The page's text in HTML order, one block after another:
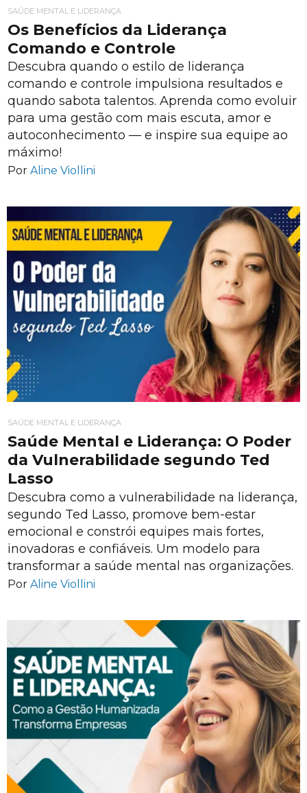
SAÚDE MENTAL E LIDERANÇA
Os Benefícios da Liderança
Comando e Controle
Descubra quando o estilo de liderança
comando e controle impulsiona resultados e
quando sabota talentos. Aprenda como evoluir
para uma gestão com mais escuta, amor e
autoconhecimento — e inspire sua equipe ao
máximo!
Por Aline Viollini
SAÚDE MENTAL E LIDERANÇA
Saúde Mental e Liderança: O Poder
da Vulnerabilidade segundo Ted
Lasso
Descubra como a vulnerabilidade na liderança,
segundo Ted Lasso, promove bem-estar
emocional e constrói equipes mais fortes,
inovadoras e confiáveis. Um modelo para
transformar a saúde mental nas organizações.
Por Aline Viollini